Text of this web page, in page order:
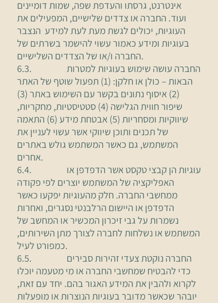
אינטרנט, גרסתו והעדפת שפה, שמות דומיינים
ועוד. החברה או צדדים שלישיים, המפעילים את
העוגיות, יכולים לגשת מעת לעת למידע הנצבר
בעוגיות ומידע כאמור עשוי להישמר בשרתים של
החברה ו/או של הצדדים השלישיים.
6.3. החברה עושה שימוש בעוגיות למטרות
הבאות – כולן או חלקן: (1) תפעול שוטף של האתר
(2) איסוף נתונים בקשר עם השימוש באתר (3)
שיפור חווית הגלישה (4) סטטיסטיות, מחקריות,
שיווקיות ומסחריות (5) אבטחת מידע (6) התאמה
של תכנים ותוכן שיווקי אשר עשוי לעניין את
המשתמש, גם כאשר המשתמש גולש באתרים
אחרים.
6.4. עוגיות הן קבצי טקסט אשר הדפדפן או
האפליקציה של המשתמש יוצרים לפי פקודה
ממחשבי החברה. חלק מהעוגיות יפקעו כאשר
הדפדפן או היישום הרלבנטי נסגרים, ואחרות
נשמרות על גבי זיכרון המכשיר או המחשב של
המשתמש או נשלחות לחברה לצורך מתן השירותים,
כמפורט לעיל.
6.5. החברה נוקטת צעדי זהירות סבירים
כדי להבטיח שמחשבי החברה או מי מטעמה יוכלו
לקרוא ולהבין את המידע האגור בהם. יחד עם זאת,
יובהר שכאשר מדובר בעוגיות הנוצרות או מופעלות